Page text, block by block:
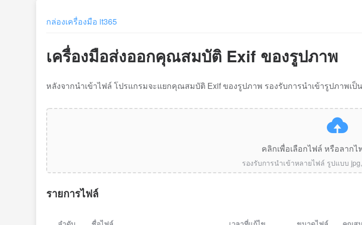
กล่องเครื่องมือ it365
เครื่องมือส่งออกคุณสมบัติ Exif ของรูปภาพ
หลังจากนำเข้าไฟล์ โปรแกรมจะแยกคุณสมบัติ Exif ของรูปภาพ รองรับการนำเข้ารูปภาพเ
คลิกเพื่อเลือกไฟล์ หรือลาก
รองรับการนำเข้าหลายไฟล์ รูปแบบ
รายการไฟล์